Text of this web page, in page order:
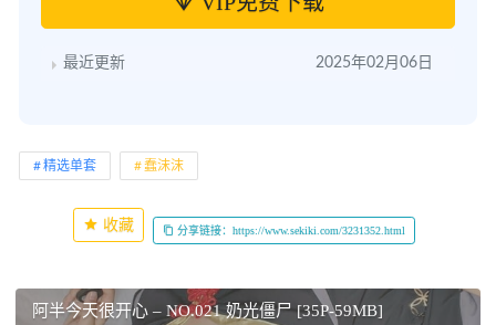
最近更新 2025年02月06日
精选单套 蠢沫沫
收藏 分享链接：https://www.sekiki.com/3231352.html
阿半今天很开心 – NO.021 奶光僵尸 [35P-59MB]